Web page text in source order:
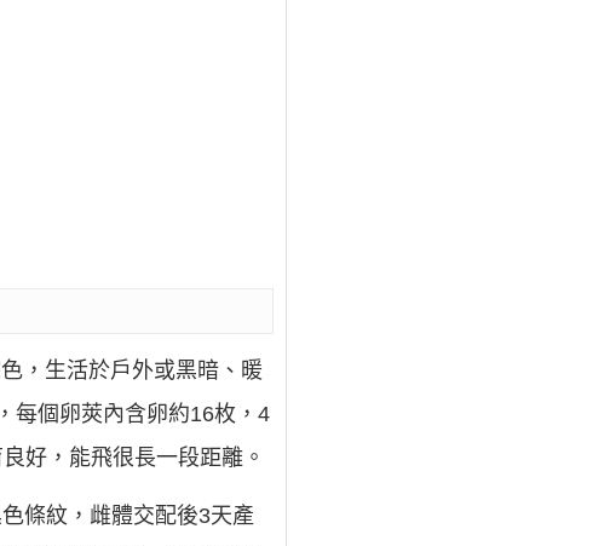
，生活於戶外或黑暗、暖
每個卵莢內含卵約16枚，4
好，能飛很長一段距離。
條紋，雌體交配後3天產